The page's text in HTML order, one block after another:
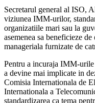
Secretarul general al ISO,
viziunea IMM-urilor,
organizatiile mari sau la
asemenea sa beneficieze de
manageriala furnizate de
Pentru a incuraja IMM-urile
a devine mai implicate in
Comisia Internationala de
Internationala a
standardizarea ca tema